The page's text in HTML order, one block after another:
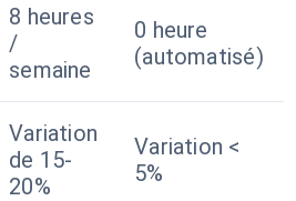
8 heures
/
semaine
0 heure
(automatisé)
Variation
de 15-
20%
Variation <
5%